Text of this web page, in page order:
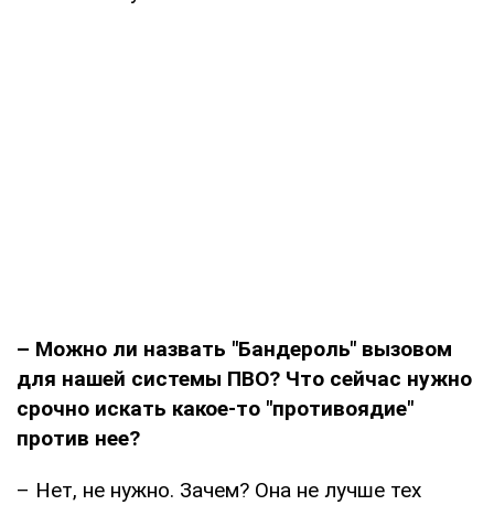
– Можно ли назвать "Бандероль" вызовом
для нашей системы ПВО? Что сейчас нужно
срочно искать какое-то "противоядие"
против нее?
– Нет, не нужно. Зачем? Она не лучше тех